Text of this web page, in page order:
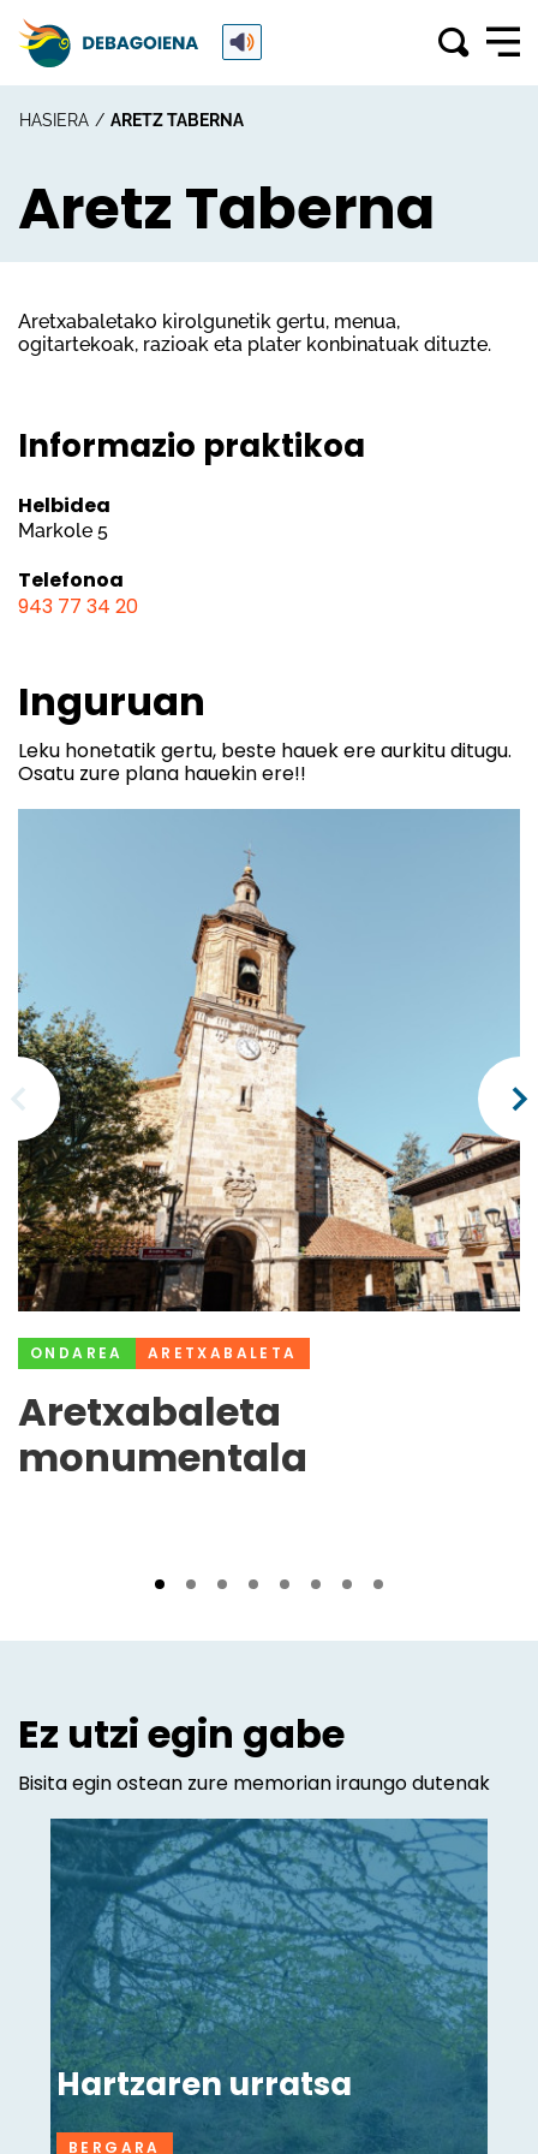
HASIERA ARETZ TABERNA
Aretz Taberna
Aretxabaletako kirolgunetik gertu, menua,
ogitartekoak, razioak eta plater konbinatuak dituzte.
Informazio praktikoa
Helbidea
Markole 5
Telefonoa
943 77 34 20
Inguruan
Leku honetatik gertu, beste hauek ere aurkitu ditugu.
Osatu zure plana hauekin ere!!
ONDAREA ARETXABALETA
Aretxabaleta
monumentala
Ez utzi egin gabe
Bisita egin ostean zure memorian iraungo dutenak
Hartzaren urratsa
BERGARA